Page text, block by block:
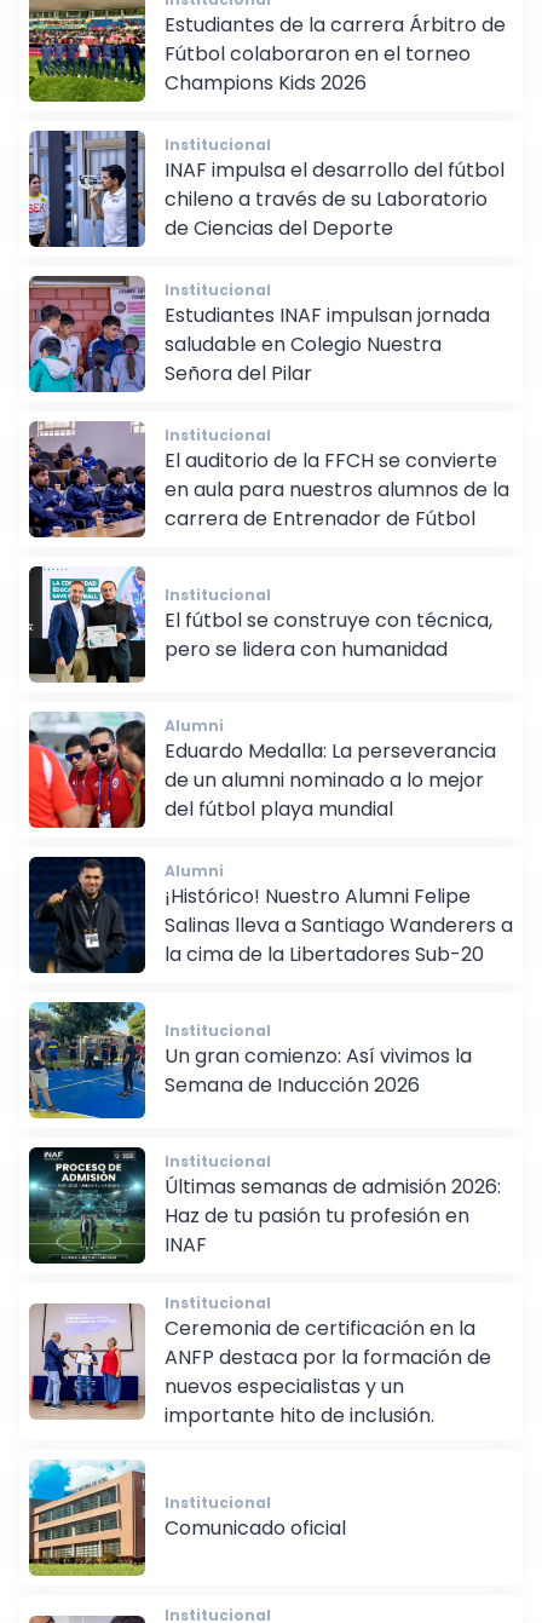
Institucional
Estudiantes de la carrera Árbitro de
Fútbol colaboraron en el torneo
Champions Kids 2026
Institucional
INAF impulsa el desarrollo del fútbol
chileno a través de su Laboratorio
de Ciencias del Deporte
Institucional
Estudiantes INAF impulsan jornada
saludable en Colegio Nuestra
Institucional
El auditorio de la FFCH se convierte
en aula para nuestros alumnos de la
Institucional
El fútbol se construye con técnica,
pero se lidera con humanidad
Alumni
Eduardo Medalla: La perseverancia
de un alumni nominado a lo mejor
del fútbol playa mundial
Alumni
¡Histórico! Nuestro Alumni Felipe
Salinas lleva a Santiago Wanderers a
Institucional
Un gran comienzo: Así vivimos la
Institucional
Últimas semanas de admisión 2026:
Haz de tu pasión tu profesión en
Institucional
Ceremonia de certificación en la
ANFP destaca por la formación de
nuevos especialistas y un
importante hito de inclusión.
Institucional